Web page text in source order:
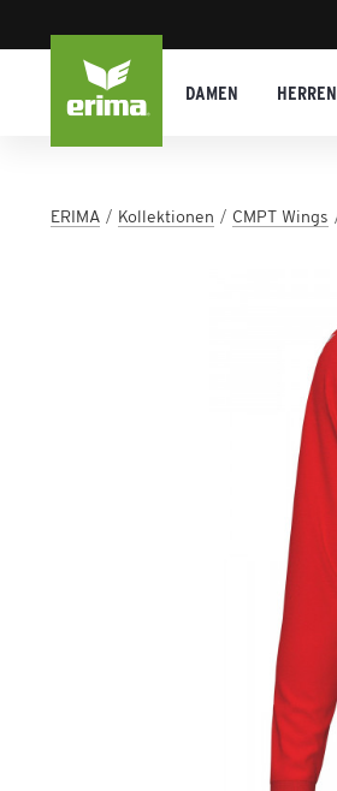
DAMEN HERREN
ERIMA Kollektionen CMPT Wings